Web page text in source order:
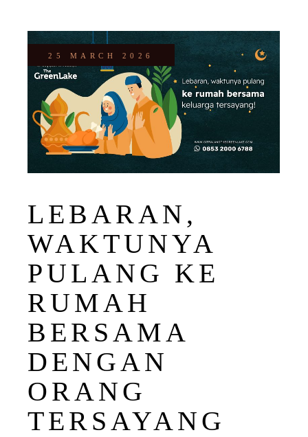
25 MARCH 2026
LEBARAN,
WAKTUNYA
PULANG KE
RUMAH
BERSAMA
DENGAN
ORANG
TERSAYANG